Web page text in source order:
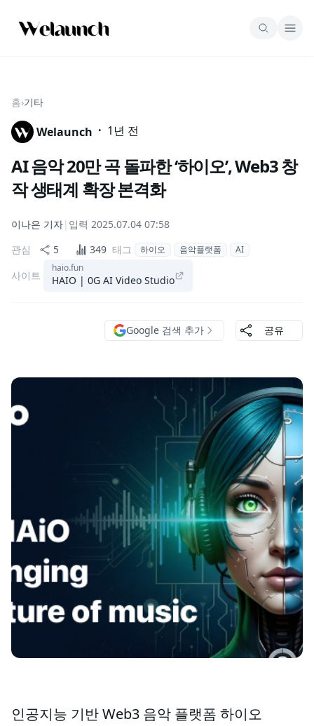
홈›기타
Welaunch · 1년 전
AI 음악 20만 곡 돌파한 ‘하이오’, Web3 창
작 생태계 확장 본격화
이나은 기자| 입력 2025.07.04 07:58
관심
5 349 태그 하이오 음악플랫폼 AI
사이트
haio.fun
HAIO | 0G AI Video Studio
Google 검색 추가 공유
인공지능 기반 Web3 음악 플랫폼 하이오